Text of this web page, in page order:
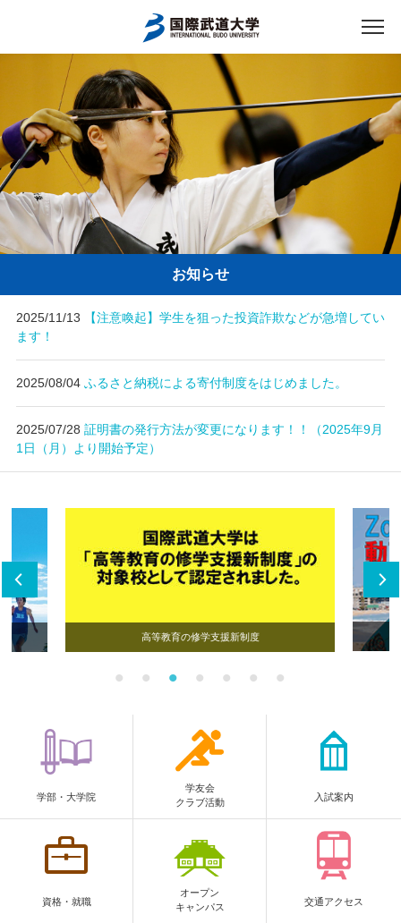
アクセス English
ご利用者別
ホーム
キャンパスライフ
お知らせ
2025/11/13
【注意喚起】学生を狙った投資詐欺などが急増してい
ます！
2025/08/04 ふるさと納税による寄付制度をはじめました。
2025/07/28 証明書の発行方法が変更になります！！（2025年9月
1日（月）より開始予定）
高等教育の修学支援新制度
学部・大学院
学友会
クラブ活動
入試案内
資格・就職
オープン
キャンパス
交通アクセス